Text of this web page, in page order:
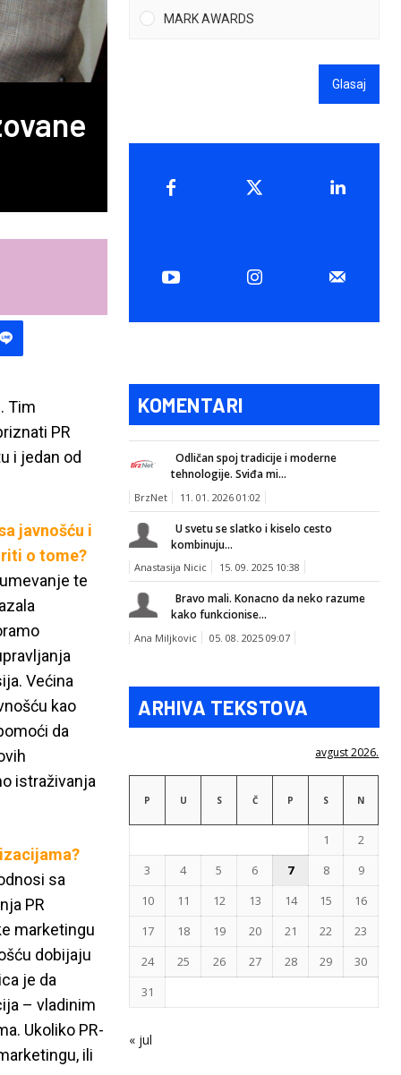
Tim
PR
i jedan od
javnošću i
o tome?
te
Većina
kao
da
istraživanja
sa
PR
marketingu
dobijaju
je da
– vladinim
Ukoliko PR-
ili
MARK AWARDS
Glasaj
KOMENTARI
Odličan spoj tradicije i moderne
tehnologije. Sviđa mi...
BrzNet 11. 01. 2026 01:02
U svetu se slatko i kiselo cesto
kombinuju...
Anastasija Nicic 15. 09. 2025 10:38
Bravo mali. Konacno da neko razume
kako funkcionise...
Ana Miljkovic 05. 08. 2025 09:07
ARHIVA TEKSTOVA
avgust 2026.
P U S Č P S N
1
2
3
4 5 6 7 8
9
10
11 12 13 14 15
16
17
18 19 20 21 22
23
24
25 26 27 28 29
30
31
« jul